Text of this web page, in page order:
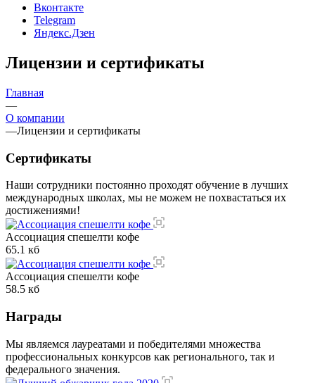
Вконтакте
Telegram
Яндекс.Дзен
Лицензии и сертификаты
Главная
—
О компании
—Лицензии и сертификаты
Сертификаты
Наши сотрудники постоянно проходят обучение в лучших
международных школах, мы не можем не похвастаться их
достижениями!
Ассоциация спешелти кофе
65.1 кб
Ассоциация спешелти кофе
58.5 кб
Награды
Мы являемся лауреатами и победителями множества
профессиональных конкурсов как регионального, так и
федерального значения.